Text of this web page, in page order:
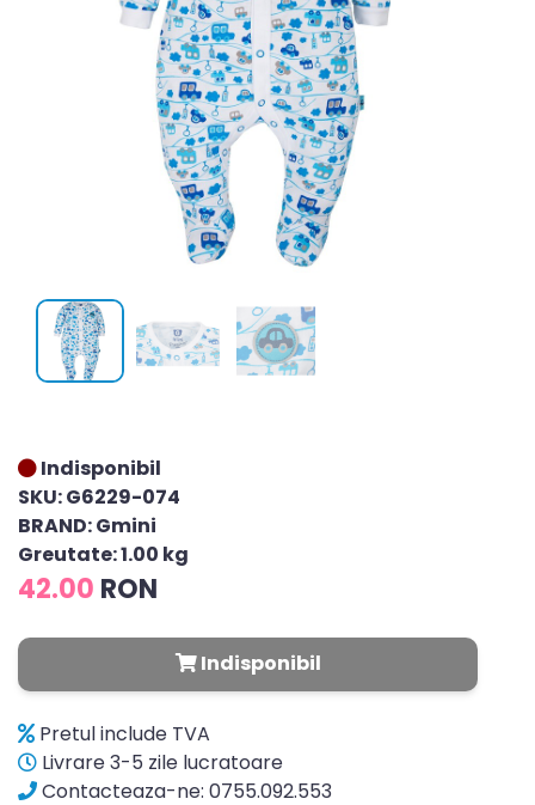
Indisponibil
SKU: G6229-074
BRAND: Gmini
Greutate: 1.00 kg
42.00 RON
Indisponibil
Pretul include TVA
Livrare 3-5 zile lucratoare
Contacteaza-ne: 0755.092.553